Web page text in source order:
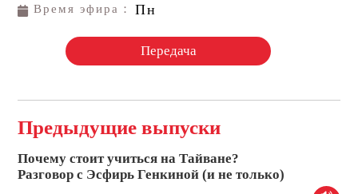
Время эфира： Пн
Передача
Предыдущие выпуски
Почему стоит учиться на Тайване?
Разговор с Эсфирь Генкиной (и не только)